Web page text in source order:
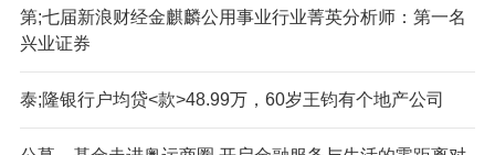
第;七届新浪财经金麒麟公用事业行业菁英分析师：第一名
兴业证券
泰;隆银行户均贷<款>48.99万，60岁王钧有个地产公司